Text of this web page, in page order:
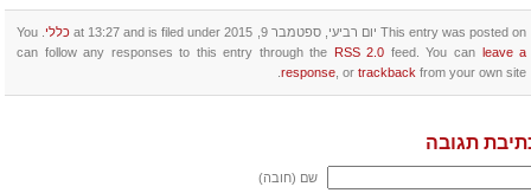
This entry was posted on יום רביעי, ספטמבר 9, 2015 at 13:27 and is filed under כללי . You
can follow any responses to this entry through the RSS 2.0 feed. You can leave a
response , or trackback from your own site.
תגובה
שם (חובה)